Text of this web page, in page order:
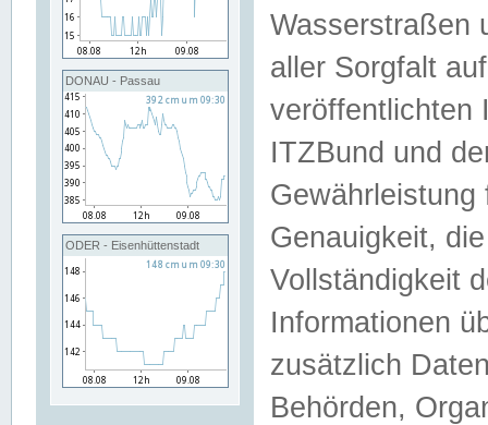
DONAU - Passau
ODER - Eisenhüttenstadt
Wasserstraßen
aller Sorgfalt
veröffentlichten
ITZBund und
Genauigkeit,
Vollständigkeit
Informationen
zusätzlich
Behörden,